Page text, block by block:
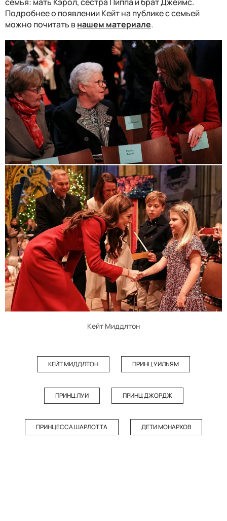
Подробнее о появлении Кейт на публике с семьей
можно почитать внашем материале.
Кейт Миддлтон
КЕЙТ МИДДЛТОН ПРИНЦ УИЛЬЯМ
ПРИНЦ ЛУИ ПРИНЦ ДЖОРДЖ
ПРИНЦЕССА ШАРЛОТТА ДЕТИ МОНАРХОВ